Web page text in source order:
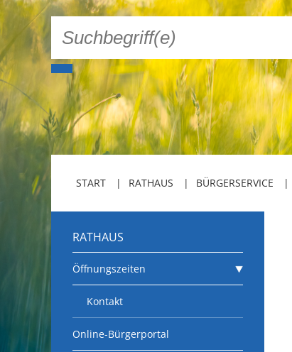
START RATHAUS BÜRGERSERVICE
RATHAUS
Öffnungszeiten
Kontakt
Online-Bürgerportal